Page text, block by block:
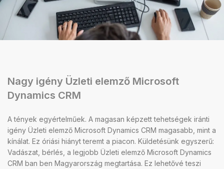
Nagy igény Üzleti elemző Microsoft
Dynamics CRM
A tények egyértelműek. A magasan képzett tehetségek iránti
igény Üzleti elemző Microsoft Dynamics CRM magasabb, mint a
kínálat. Ez óriási hiányt teremt a piacon. Küldetésünk egyszerű:
Vadászat, bérlés, a legjobb Üzleti elemző Microsoft Dynamics
CRM ban ben Magyarország megtartása. Ez lehetővé teszi